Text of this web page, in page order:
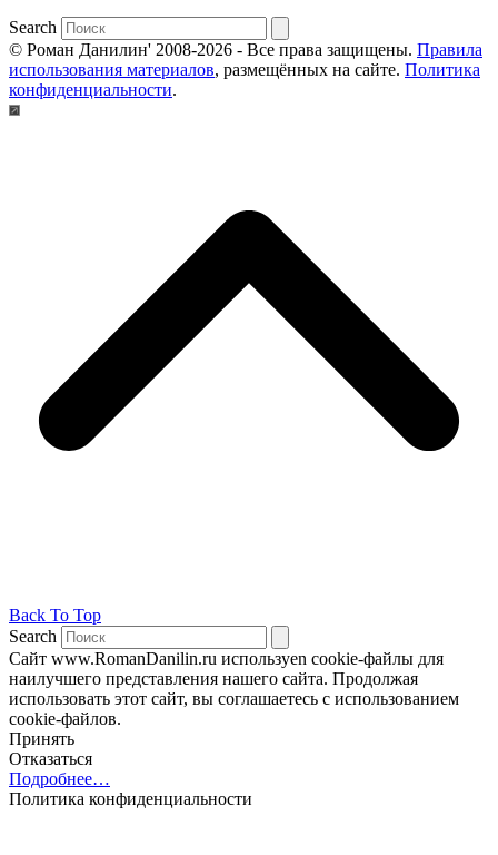
Search
© Роман Данилин' 2008-2026 - Все права защищены. Правила
использования материалов, размещённых на сайте. Политика
конфиденциальности.
Back To Top
Search
Сайт www.RomanDanilin.ru используеn cookie-файлы для
наилучшего представления нашего сайта. Продолжая
использовать этот сайт, вы соглашаетесь с использованием
cookie-файлов.
Принять
Отказаться
Подробнее…
Политика конфиденциальности